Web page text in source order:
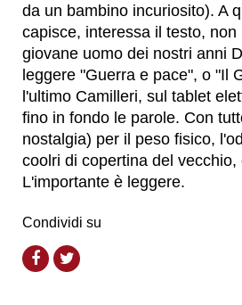
da un bambino incuriosito). A
capisce, interessa il testo, non
giovane uomo dei nostri anni
leggere "Guerra e pace", o "Il
l'ultimo Camilleri, sul tablet
fino in fondo le parole. Con
nostalgia) per il peso fisico,
coolri di copertina del vecchio,
L'importante è leggere.
Condividi su